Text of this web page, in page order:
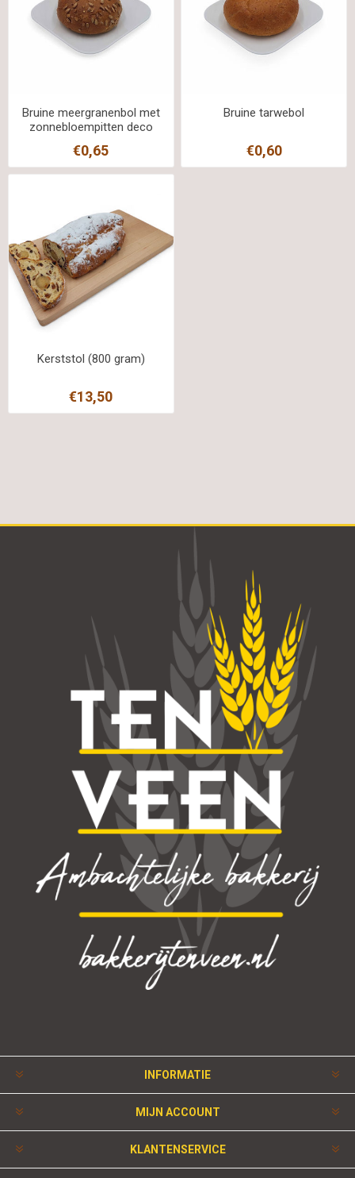
Bruine meergranenbol met
zonnebloempitten deco
€0,65
Bruine tarwebol
€0,60
Kerststol (800 gram)
€13,50
INFORMATIE
MIJN ACCOUNT
KLANTENSERVICE